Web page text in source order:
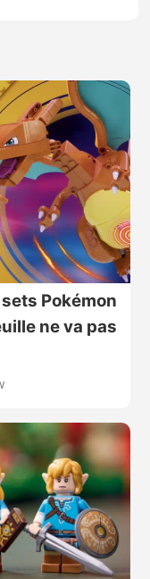
Pokémon
ne va pas